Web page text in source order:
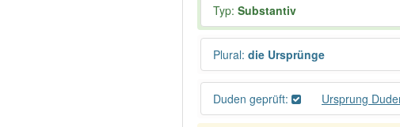
Typ: Substantiv
Plural: die Ursprünge
Duden geprüft: Ursprung